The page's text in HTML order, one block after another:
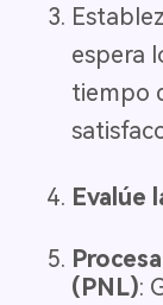
espera
tiempo
Evalúe
(PNL):